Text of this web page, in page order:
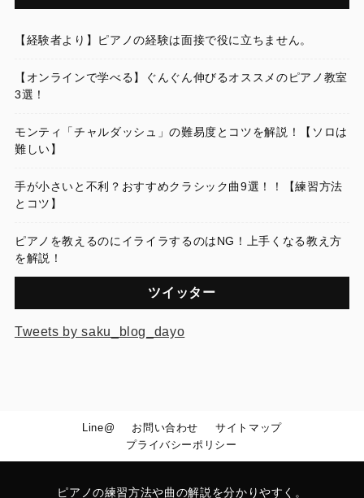
【経験者より】ピアノの経験は面接で役に立ちません。
【オンラインで学べる】ぐんぐん伸びるオススメのピアノ教室
3選！
モンティ「チャルダッシュ」の難易度とコツを解説！【ソロは
難しい】
手が小さいと不利？おすすめクラシック曲9選！！【練習方法
とコツ】
ピアノを教えるのにイライラするのはNG！上手くなる教え方
を解説！
ツイッター
Tweets by saku_blog_dayo
Line@ お問い合わせ
サイトマップ
プライバシーポリシー
ピアノの練習方法や曲の解説を分かりやすく。